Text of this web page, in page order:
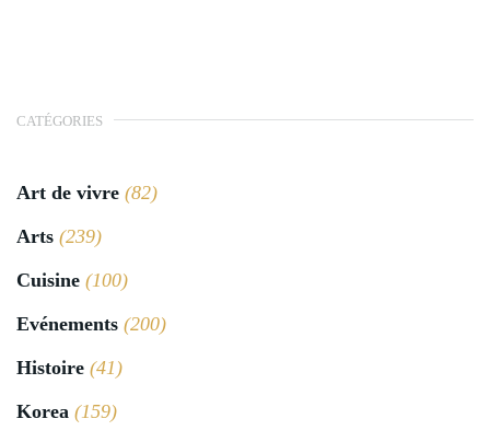
CATÉGORIES
Art de vivre (82)
Arts (239)
Cuisine (100)
Evénements (200)
Histoire (41)
Korea (159)